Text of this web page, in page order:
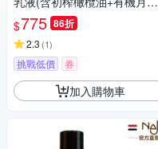
油)300ml買2送1
$775 86折
2.3 (1)
挑戰低價 券
加入購物車